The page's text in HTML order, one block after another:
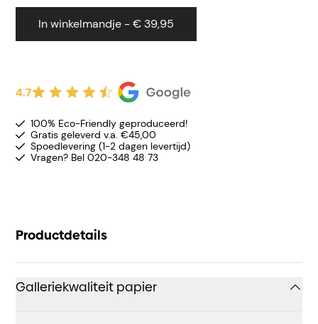
In winkelmandje - € 39,95
4.7
100% Eco-Friendly geproduceerd!
Gratis geleverd v.a. €45,00
Spoedlevering (1-2 dagen levertijd)
Vragen? Bel 020-348 48 73
Productdetails
Galleriekwaliteit papier